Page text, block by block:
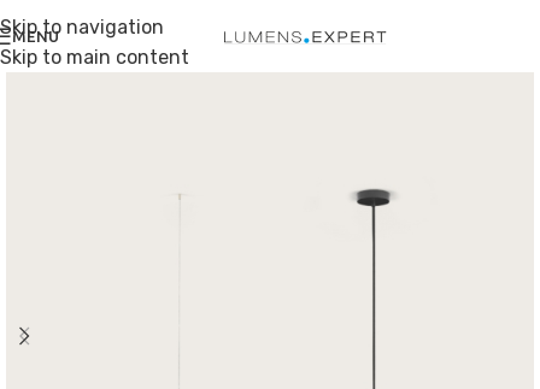
Skip to navigation
Skip to main content
MENU